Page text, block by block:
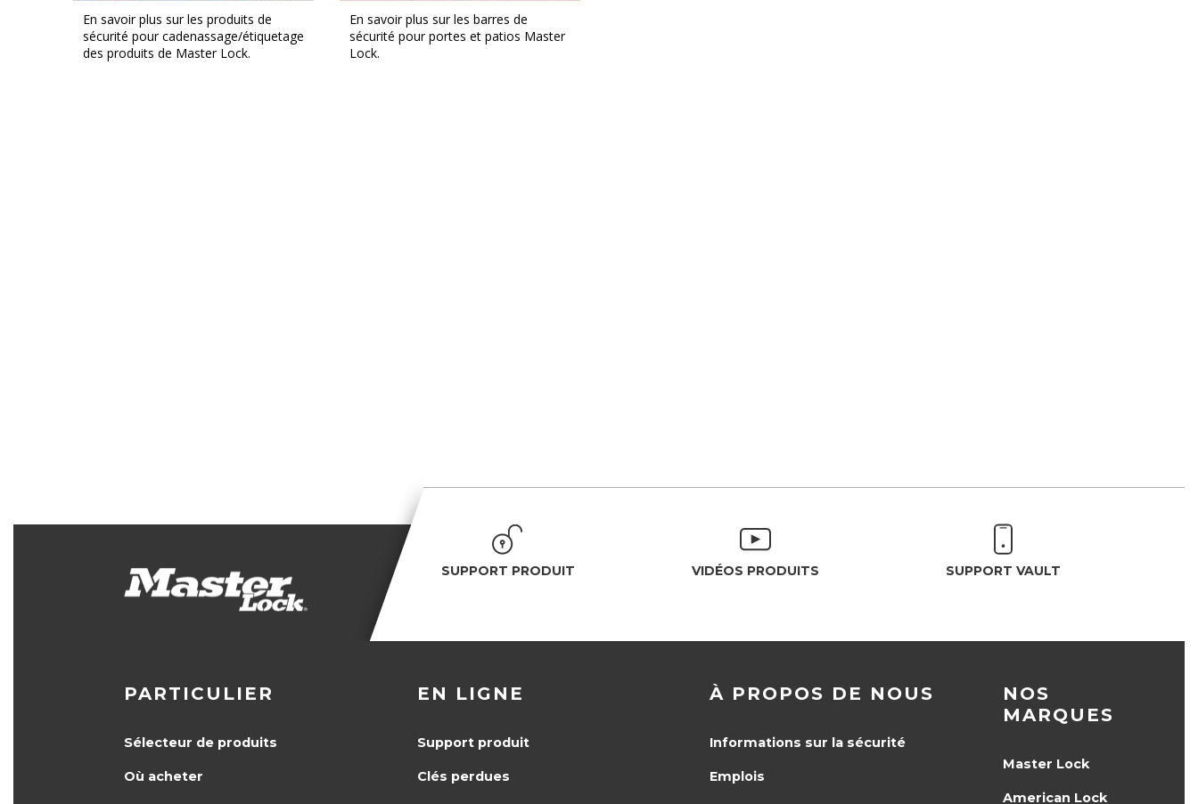
En savoir plus sur les produits de
sécurité pour cadenassage/étiquetage
des produits de Master Lock.
En savoir plus sur les barres de
sécurité pour portes et patios Master
Lock.
SUPPORT PRODUIT VIDÉOS PRODUITS SUPPORT VAULT
PARTICULIER
Sélecteur de produits
Où acheter
EN LIGNE
Support produit
Clés perdues
À PROPOS DE NOUS
Informations sur la sécurité
Emplois
NOS
MARQUES
Master Lock
American Lock